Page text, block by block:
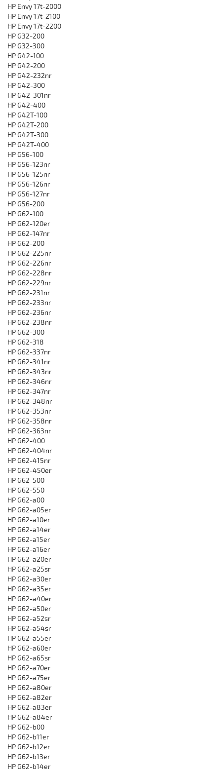
HP Envy 17t-2000
HP Envy 17t-2100
HP Envy 17t-2200
HP G32-200
HP G32-300
HP G42-100
HP G42-200
HP G42-232nr
HP G42-300
HP G42-301nr
HP G42-400
HP G42T-100
HP G42T-200
HP G42T-300
HP G42T-400
HP G56-100
HP G56-123nr
HP G56-125nr
HP G56-126nr
HP G56-127nr
HP G56-200
HP G62-100
HP G62-120er
HP G62-147nr
HP G62-200
HP G62-225nr
HP G62-226nr
HP G62-228nr
HP G62-229nr
HP G62-231nr
HP G62-233nr
HP G62-236nr
HP G62-238nr
HP G62-300
HP G62-318
HP G62-337nr
HP G62-341nr
HP G62-343nr
HP G62-346nr
HP G62-347nr
HP G62-348nr
HP G62-353nr
HP G62-358nr
HP G62-363nr
HP G62-400
HP G62-404nr
HP G62-415nr
HP G62-450er
HP G62-500
HP G62-550
HP G62-a00
HP G62-a05er
HP G62-a10er
HP G62-a14er
HP G62-a15er
HP G62-a16er
HP G62-a20er
HP G62-a25sr
HP G62-a30er
HP G62-a35er
HP G62-a40er
HP G62-a50er
HP G62-a52sr
HP G62-a54sr
HP G62-a55er
HP G62-a60er
HP G62-a65sr
HP G62-a70er
HP G62-a75er
HP G62-a80er
HP G62-a82er
HP G62-a83er
HP G62-a84er
HP G62-b00
HP G62-b11er
HP G62-b12er
HP G62-b13er
HP G62-b14er